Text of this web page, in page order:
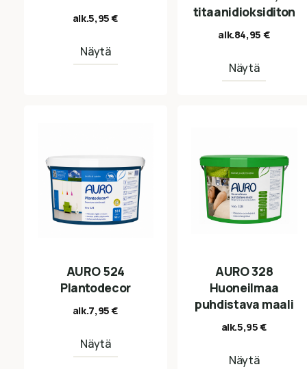
alk.5,95€
Näytä
titaanidioksiditon
alk.84,95 €
Näytä
AURO 524
Plantodecor
alk.7,95€
Näytä
AURO 328
Huoneilmaa
puhdistava maali
alk.5,95€
Näytä